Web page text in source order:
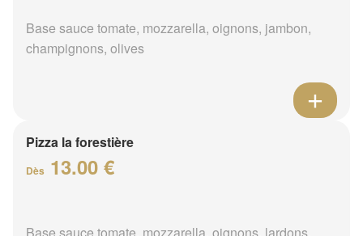
Base sauce tomate, mozzarella, oignons, jambon,
champignons, olives
Pizza la forestière
Dès 13.00 €
Base sauce tomate, mozzarella, oignons, lardons,